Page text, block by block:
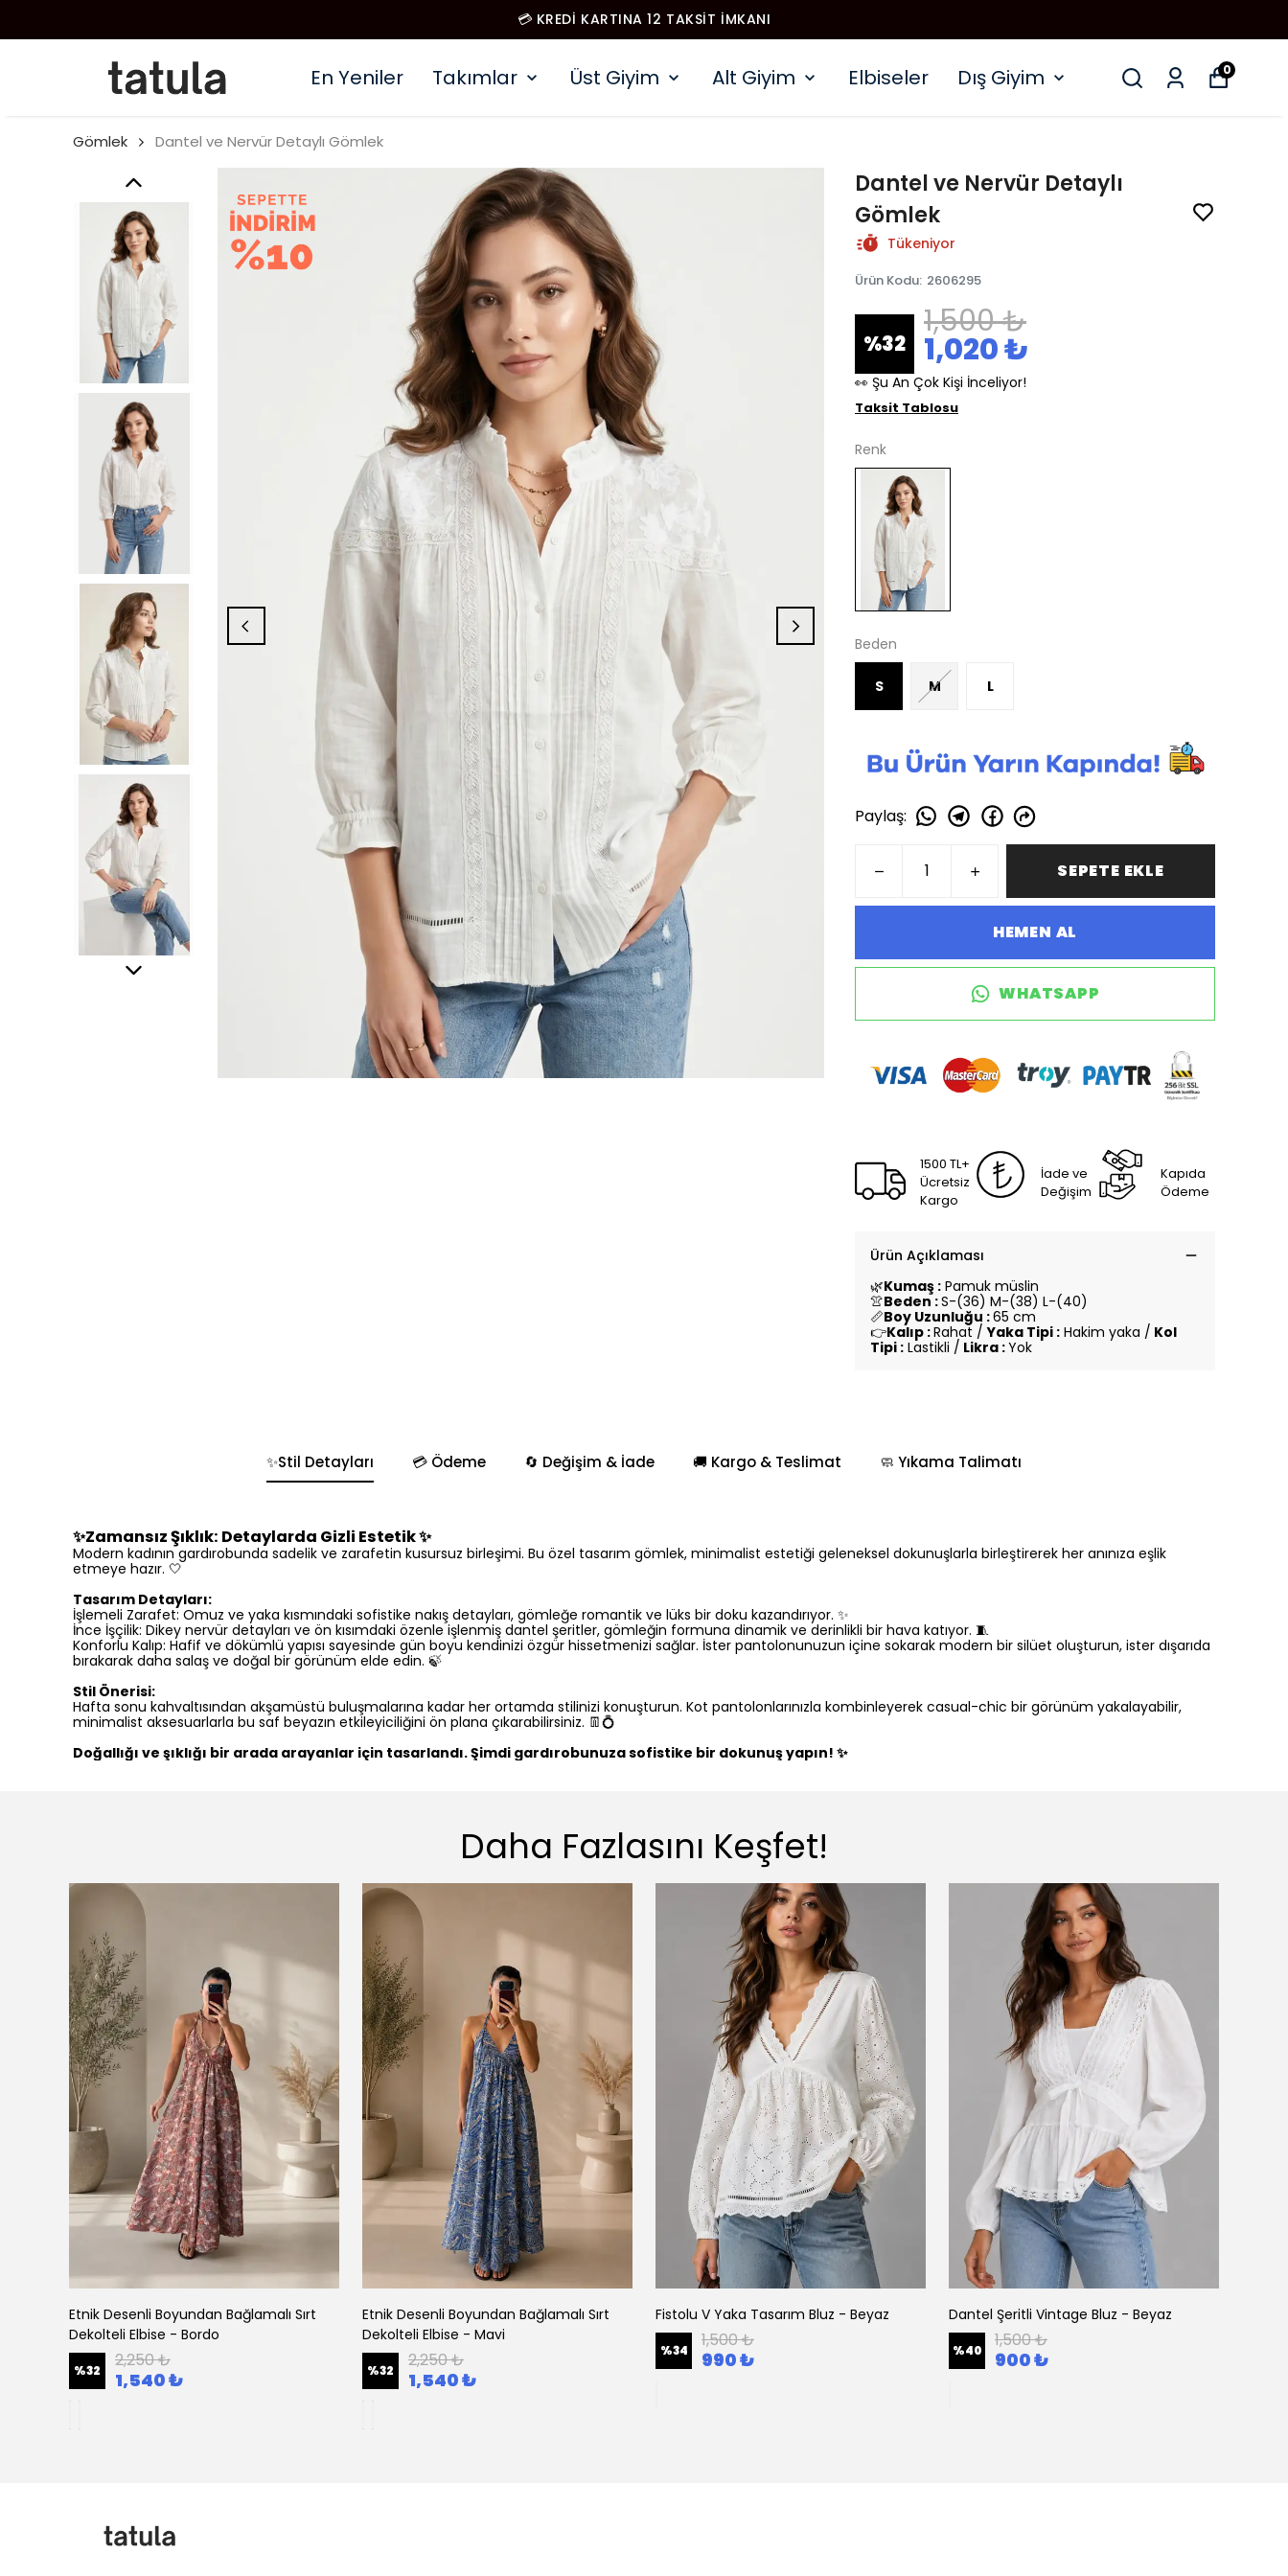
💳 KREDİ KARTINA 12 TAKSİT İMKANI
En Yeniler Takımlar Üst Giyim Alt Giyim Elbiseler Dış Giyim 0
Gömlek Dantel ve Nervür Detaylı Gömlek
Dantel ve Nervür Detaylı
Gömlek
Tükeniyor
Ürün Kodu: 2606295
%32
1,500 ₺
1,020 ₺
👀 Şu An Çok Kişi İnceliyor!
Taksit Tablosu
Renk
Beden
S M L
Paylaş:
SEPETE EKLE
HEMEN AL
WHATSAPP
1500 TL+
Ücretsiz
Kargo
İade ve
Değişim
Kapıda
Ödeme
Ürün Açıklaması
🌿Kumaş : Pamuk müslin
👚Beden :S-(36) M-(38) L-(40)
📏Boy Uzunluğu :65 cm
👉Kalıp :Rahat /Yaka Tipi : Hakim yaka / Kol
Tipi : Lastikli / Likra :Yok
✨Stil Detayları 💳 Ödeme 🔄 Değişim & İade 🚚 Kargo & Teslimat 🧼 Yıkama Talimatı
✨Zamansız Şıklık: Detaylarda Gizli Estetik ✨
Modern kadının gardırobunda sadelik ve zarafetin kusursuz birleşimi. Bu özel tasarım gömlek, minimalist estetiği geleneksel dokunuşlarla birleştirerek her anınıza eşlik
etmeye hazır. 🤍
Tasarım Detayları:
İşlemeli Zarafet: Omuz ve yaka kısmındaki sofistike nakış detayları, gömleğe romantik ve lüks bir doku kazandırıyor. ✨
İnce İşçilik: Dikey nervür detayları ve ön kısımdaki özenle işlenmiş dantel şeritler, gömleğin formuna dinamik ve derinlikli bir hava katıyor. 🧵
Konforlu Kalıp: Hafif ve dökümlü yapısı sayesinde gün boyu kendinizi özgür hissetmenizi sağlar. İster pantolonunuzun içine sokarak modern bir silüet oluşturun, ister dışarıda
bırakarak daha salaş ve doğal bir görünüm elde edin. 🍃
Stil Önerisi:
Hafta sonu kahvaltısından akşamüstü buluşmalarına kadar her ortamda stilinizi konuşturun. Kot pantolonlarınızla kombinleyerek casual-chic bir görünüm yakalayabilir,
minimalist aksesuarlarla bu saf beyazın etkileyiciliğini ön plana çıkarabilirsiniz. 👖💍
Doğallığı ve şıklığı bir arada arayanlar için tasarlandı. Şimdi gardırobunuza sofistike bir dokunuş yapın! ✨
Daha Fazlasını Keşfet!
Etnik Desenli Boyundan Bağlamalı Sırt
Dekolteli Elbise - Bordo
%32 2,250 ₺
1,540 ₺
Etnik Desenli Boyundan Bağlamalı Sırt
Dekolteli Elbise - Mavi
%32 2,250 ₺
1,540 ₺
Fistolu V Yaka Tasarım Bluz - Beyaz
%34 1,500 ₺
990 ₺
Dantel Şeritli Vintage Bluz - Beyaz
%40 1,500 ₺
900 ₺